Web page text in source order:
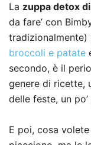
La zuppa detox
da fare’ con
tradizionalmente)
broccoli e patate
secondo, è il
genere di ricette,
delle feste, un
E poi, cosa